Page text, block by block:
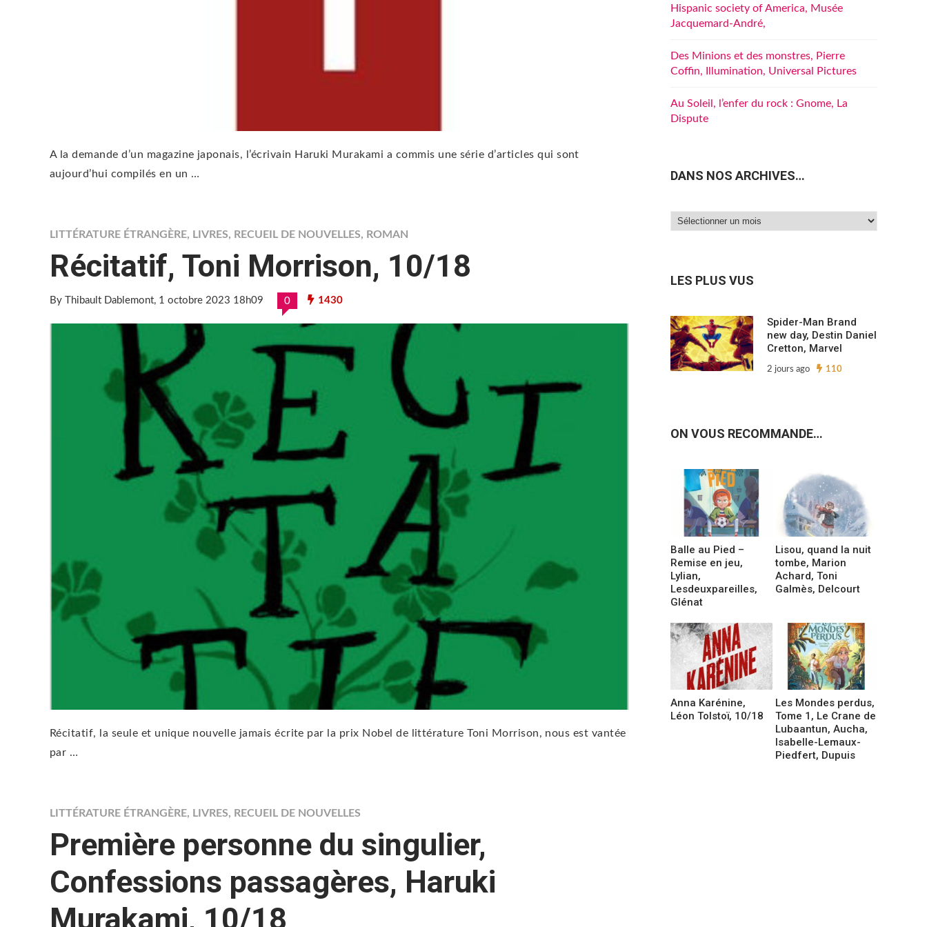
A la demande d’un magazine japonais, l’écrivain Haruki Murakami a commis une série d’articles qui sont
aujourd’hui compilés en un …
LITTÉRATURE ÉTRANGÈRE, LIVRES, RECUEIL DE NOUVELLES, ROMAN
Récitatif, Toni Morrison, 10/18
By Thibault Dablemont, 1 octobre 2023 18h09 0 1430
Récitatif, la seule et unique nouvelle jamais écrite par la prix Nobel de littérature Toni Morrison, nous est vantée
par …
LITTÉRATURE ÉTRANGÈRE, LIVRES, RECUEIL DE NOUVELLES
Première personne du singulier,
Confessions passagères, Haruki
Murakami, 10/18
Hispanic society of America, Musée
Jacquemard-André,
Des Minions et des monstres, Pierre
Coffin, Illumination, Universal Pictures
Au Soleil, l’enfer du rock : Gnome, La
Dispute
DANS NOS ARCHIVES…
Dans
LES PLUS VUS
Spider-Man Brand
new day, Destin Daniel
Cretton, Marvel
2 jours ago 110
ON VOUS RECOMMANDE…
Balle au Pied –
Remise en jeu,
Lylian,
Lesdeuxpareilles,
Glénat
Lisou, quand la nuit
tombe, Marion
Achard, Toni
Galmès, Delcourt
Anna Karénine,
Léon Tolstoï, 10/18
Les Mondes perdus,
Tome 1, Le Crane de
Lubaantun, Aucha,
Isabelle-Lemaux-
Piedfert, Dupuis